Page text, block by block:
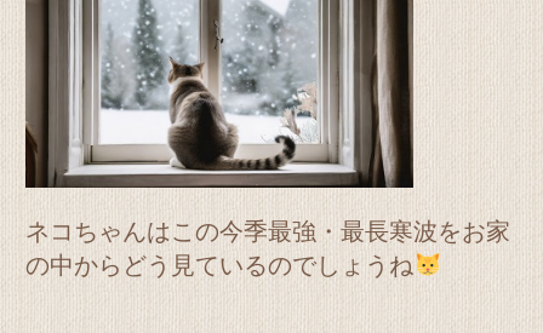
ネコちゃんはこの今季最強・最長寒波をお家
の中からどう見ているのでしょうね